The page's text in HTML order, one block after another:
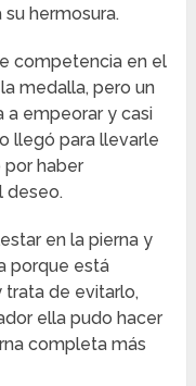
hermosura.
competencia en el
medalla, pero un
a empeorar y casi
llegó para llevarle
haber
deseo.
en la pierna y
porque está
trata de evitarlo,
ella pudo hacer
completa más